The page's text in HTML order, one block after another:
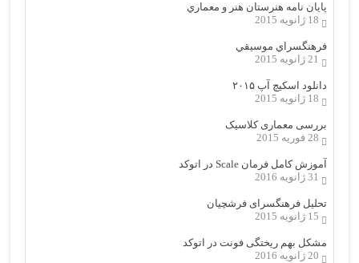
پایان نامه هنرستان هنر و معماري
18 ژانویه 2015
فرهنگسراي موسيقي
21 ژانویه 2015
دانلود اسکیچ آپ ۲۰۱۵
18 ژانویه 2015
بررسی معماری کلاسیک
28 فوریه 2015
آموزش کامل فرمان Scale در اتوکد
31 ژانویه 2016
تحلیل فرهنگسرای فرشچیان
15 ژانویه 2015
مشکل بهم ریختگی فونت در اتوکد
20 ژانویه 2016